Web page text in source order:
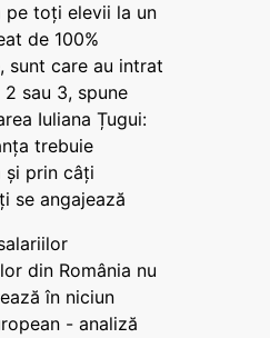
pe toți elevii la un
de 100%
sunt care au intrat
sau 3, spune
Iuliana Țugui:
trebuie
și prin câți
se angajează
din România nu
în niciun
- analiză